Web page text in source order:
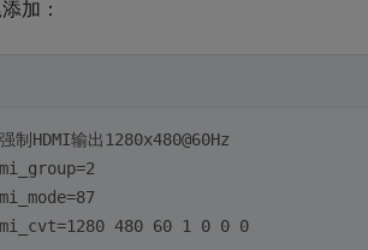
加：
制HDMI输出1280x480@60Hz
480 60 1 0 0 0